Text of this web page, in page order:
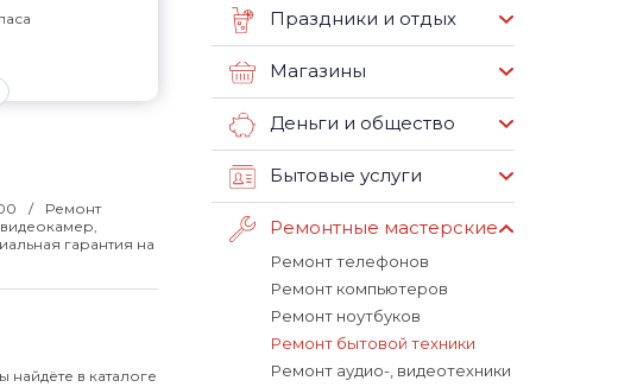
Ремонт
гарантия на
в каталоге
Праздники и отдых
Магазины
Деньги и общество
Бытовые услуги
Ремонтные мастерские
Ремонт телефонов
Ремонт компьютеров
Ремонт ноутбуков
Ремонт бытовой техники
Ремонт аудио-, видеотехники